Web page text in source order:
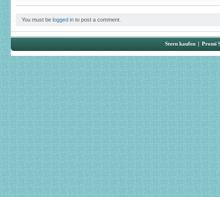
You must be logged in to post a comment.
Stern kaufen | Promi